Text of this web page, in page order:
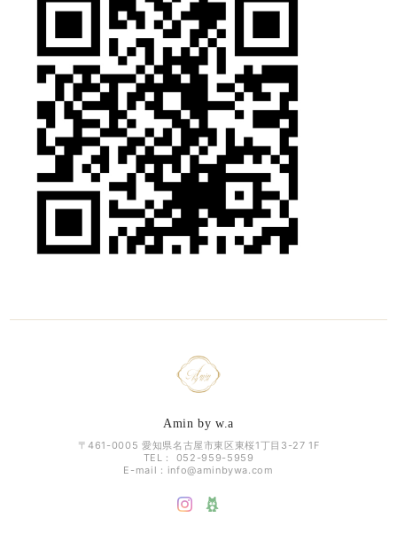
Amin by w.a
〒461-0005 愛知県名古屋市東区東桜1丁目3-27 1F
TEL： 052-959-5959
E-mail： info@aminbywa.com